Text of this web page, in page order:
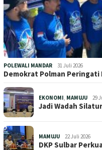
POLEWALI MANDAR 31 Juli 2026
Demokrat Polman
EKONOMI, MAMUJU 29
Jadi Wadah
MAMUJU 22 Juli 2026
DKP Sulbar